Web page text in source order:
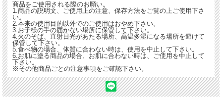
発売元 株式会社ユニマットリケン
発送予定通常2から4営業日
商品をご使用される際のお願い。
1.商品の説明文、ご使用上の注意、保存方法をご覧の上ご使用下さ
い。
2.本来の使用目的以外でのご使用はおやめ下さい。
3.お子様の手の届かない場所に保管して下さい。
4.火のそば、直射日光があたる場所、高温多湿になる場所を避けて
保管して下さい。
5.食べ物の場合、体質に合わない時は、使用を中止して下さい。
6.お肌に塗る商品の場合、お肌に合わない時は、ご使用を中止して
下さい。
※その他商品ごとの注意事項をご確認下さい。